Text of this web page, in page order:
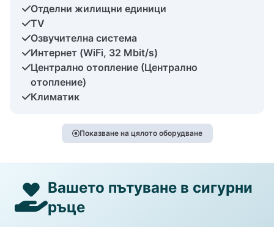
Отделни жилищни единици
TV
Озвучителна система
Интернет (WiFi, 32 Mbit/s)
Централно отопление (Централно
отопление)
Климатик
Показване на цялото оборудване
Вашето пътуване в сигурни
ръце